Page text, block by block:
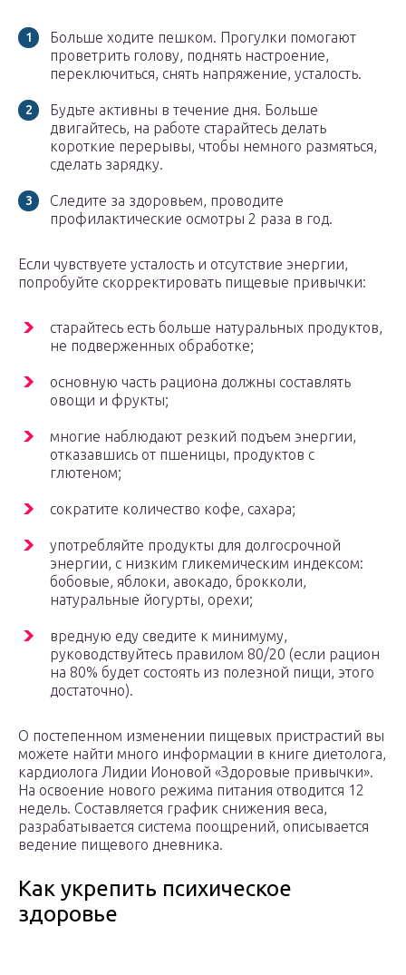
Больше ходите пешком. Прогулки помогают
проветрить голову, поднять настроение,
переключиться, снять напряжение, усталость.
Будьте активны в течение дня. Больше
двигайтесь, на работе старайтесь делать
короткие перерывы, чтобы немного размяться,
сделать зарядку.
Следите за здоровьем, проводите
профилактические осмотры 2 раза в год.
Если чувствуете усталость и отсутствие энергии,
попробуйте скорректировать пищевые привычки:
старайтесь есть больше натуральных продуктов,
не подверженных обработке;
основную часть рациона должны составлять
овощи и фрукты;
многие наблюдают резкий подъем энергии,
отказавшись от пшеницы, продуктов с
глютеном;
сократите количество кофе, сахара;
употребляйте продукты для долгосрочной
энергии, с низким гликемическим индексом:
бобовые, яблоки, авокадо, брокколи,
натуральные йогурты, орехи;
вредную еду сведите к минимуму,
руководствуйтесь правилом 80/20 (если рацион
на 80% будет состоять из полезной пищи, этого
достаточно).
О постепенном изменении пищевых пристрастий вы
можете найти много информации в книге диетолога,
кардиолога Лидии Ионовой «Здоровые привычки».
На освоение нового режима питания отводится 12
недель. Составляется график снижения веса,
разрабатывается система поощрений, описывается
ведение пищевого дневника.
Как укрепить психическое
здоровье